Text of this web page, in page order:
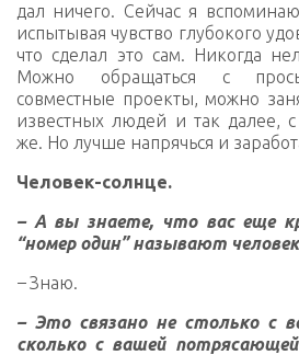
дал ничего. Сейчас я
испытывая чувство глубокого
что сделал это сам. Никогда
Можно обращаться с
совместные проекты, можно
известных людей и так далее,
же. Но лучше напрячься и
Человек-солнце.
– А вы знаете, что вас еще
“номер один” называют
–Знаю.
– Это связано не столько с
сколько с вашей